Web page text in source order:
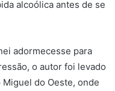
alcoólica antes de se
adormecesse para
o autor foi levado
do Oeste, onde